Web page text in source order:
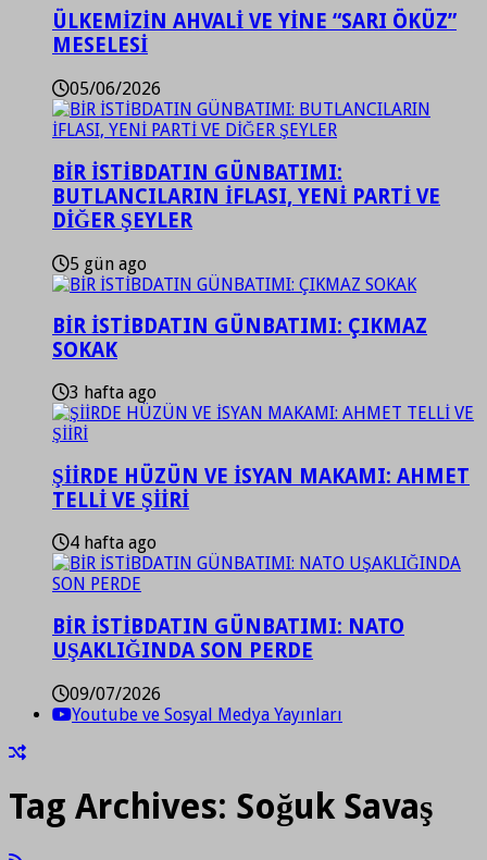
ÜLKEMİZİN AHVALİ VE YİNE “SARI ÖKÜZ”
MESELESİ
05/06/2026
BİR İSTİBDATIN GÜNBATIMI:
BUTLANCILARIN İFLASI, YENİ PARTİ VE
DİĞER ŞEYLER
5 gün ago
BİR İSTİBDATIN GÜNBATIMI: ÇIKMAZ
SOKAK
3 hafta ago
ŞİİRDE HÜZÜN VE İSYAN MAKAMI: AHMET
TELLİ VE ŞİİRİ
4 hafta ago
BİR İSTİBDATIN GÜNBATIMI: NATO
UŞAKLIĞINDA SON PERDE
09/07/2026
Youtube ve Sosyal Medya Yayınları
Tag Archives: Soğuk Savaş